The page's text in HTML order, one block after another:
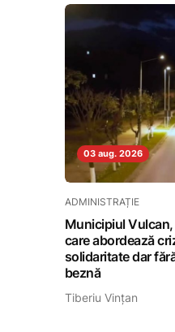
03 aug. 2026
ADMINISTRAȚIE
Municipiul
care abordează
solidaritate dar
beznă
Tiberiu Vințan